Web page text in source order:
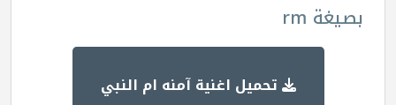
بصيغة rm
تحميل اغنية آمنه ام النبي